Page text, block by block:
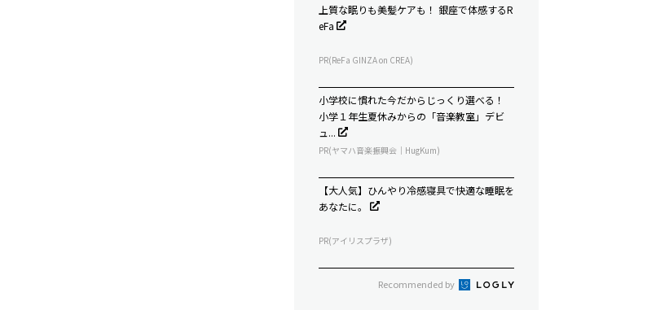
上質な眠りも美髪ケアも！ 銀座で体感するR
eFa
PR(ReFa GINZA on CREA)
小学校に慣れた今だからじっくり選べる！
小学１年生夏休みからの「音楽教室」デビ
ュ...
PR(ヤマハ音楽振興会｜HugKum)
【大人気】ひんやり冷感寝具で快適な睡眠を
あなたに。
PR(アイリスプラザ)
Recommended by